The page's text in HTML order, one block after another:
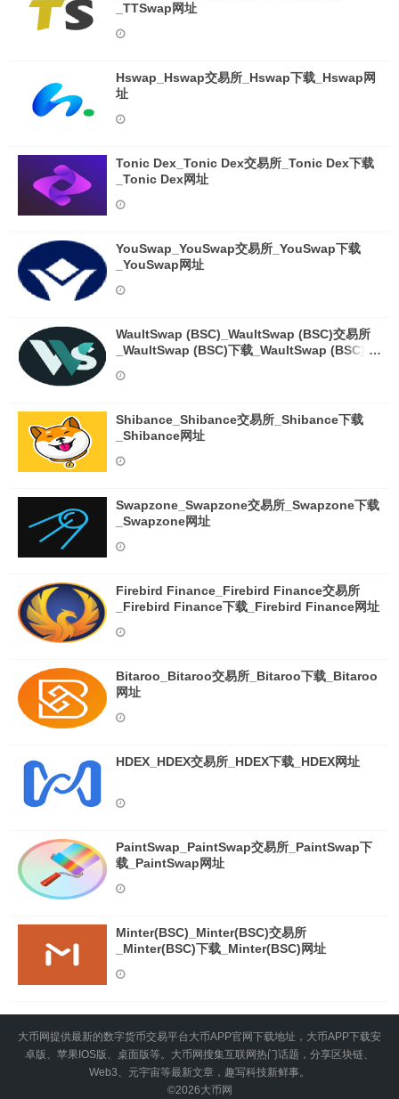
_TTSwap网址
Hswap_Hswap交易所_Hswap下载_Hswap网
址
Tonic Dex_Tonic Dex交易所_Tonic Dex下载
_Tonic Dex网址
YouSwap_YouSwap交易所_YouSwap下载
_YouSwap网址
WaultSwap (BSC)_WaultSwap (BSC)交易所
_WaultSwap (BSC)下载_WaultSwap (BSC)网
Shibance_Shibance交易所_Shibance下载
_Shibance网址
Swapzone_Swapzone交易所_Swapzone下载
_Swapzone网址
Firebird Finance_Firebird Finance交易所
_Firebird Finance下载_Firebird Finance网址
Bitaroo_Bitaroo交易所_Bitaroo下载_Bitaroo
网址
HDEX_HDEX交易所_HDEX下载_HDEX网址
PaintSwap_PaintSwap交易所_PaintSwap下
载_PaintSwap网址
Minter(BSC)_Minter(BSC)交易所
_Minter(BSC)下载_Minter(BSC)网址
大币网提供最新的数字货币交易平台大币APP官网下载地址，大币APP下载安
卓版、苹果IOS版、桌面版等。大币网搜集互联网热门话题，分享区块链、
Web3、元宇宙等最新文章，趣写科技新鲜事。
©2026大币网